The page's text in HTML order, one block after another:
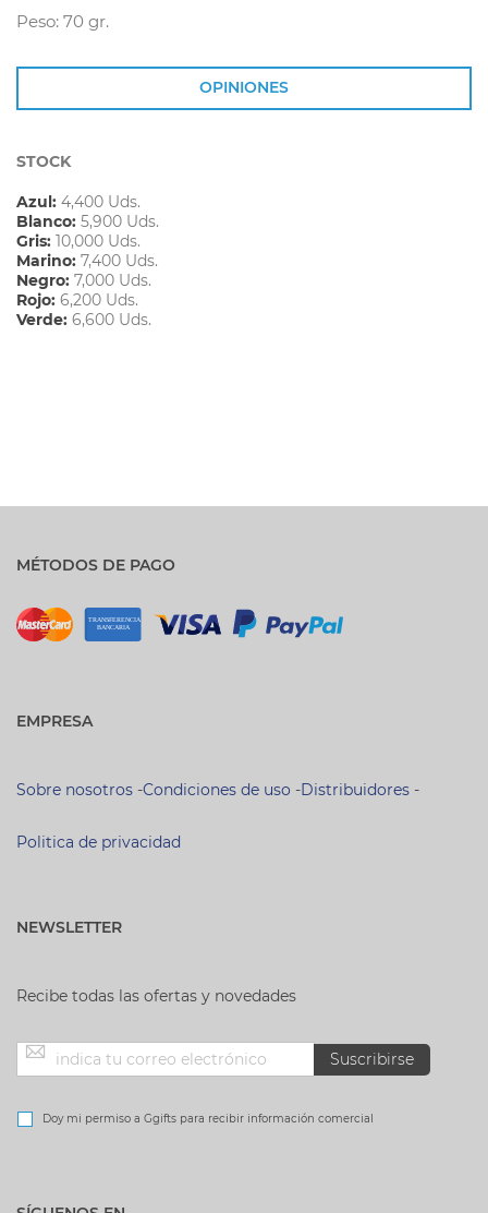
Peso: 70 gr.
OPINIONES
STOCK
Azul: 4,400 Uds.
Blanco: 5,900 Uds.
Gris: 10,000 Uds.
Marino: 7,400 Uds.
Negro: 7,000 Uds.
Rojo: 6,200 Uds.
Verde: 6,600 Uds.
MÉTODOS DE PAGO
EMPRESA
Sobre nosotros -Condiciones de uso -Distribuidores -
Politica de privacidad
NEWSLETTER
Recibe todas las ofertas y novedades
Inscríbase
a
Suscribirse
Doy mi permiso a Ggifts para recibir información comercial